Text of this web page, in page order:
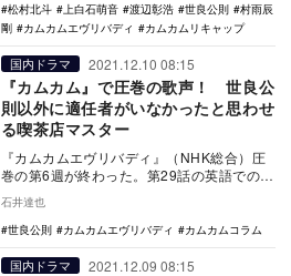
松村北斗
上白石萌音 渡辺彰浩 世良公則
村雨辰
剛
カムカムエヴリバディ カムカムリキャップ
国内ドラマ 2021.12.10 08:15
『カムカム』で圧巻の歌声！ 世良公
則以外に適任者がいなかったと思わせ
る喫茶店マスター
『カムカムエヴリバディ』（NHK総合）圧
巻の第6週が終わった。第29話の英語での長
台詞、第30話でのドキュメンタリーかと思
ってし…
石井達也
世良公則
カムカムエヴリバディ カムカムコラム
国内ドラマ 2021.12.09 08:15